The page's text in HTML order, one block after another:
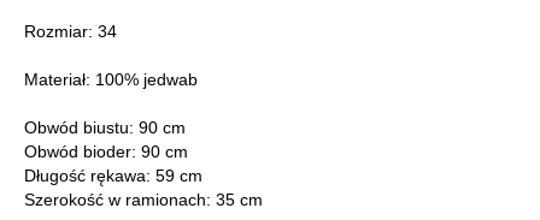
Rozmiar: 34
Materiał: 100% jedwab
Obwód biustu: 90 cm
Obwód bioder: 90 cm
Długość rękawa: 59 cm
Szerokość w ramionach: 35 cm